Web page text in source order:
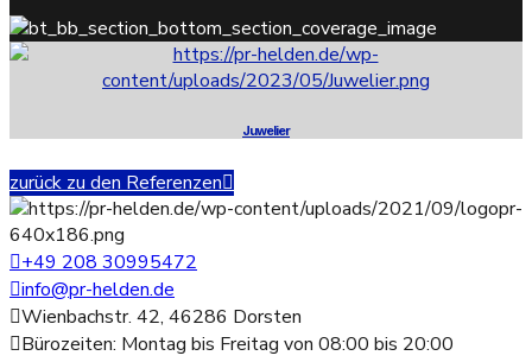
Juwelier
zurück zu den Referenzen
+49 208 30995472
info@pr-helden.de
Wienbachstr. 42, 46286 Dorsten
Bürozeiten: Montag bis Freitag von 08:00 bis 20:00